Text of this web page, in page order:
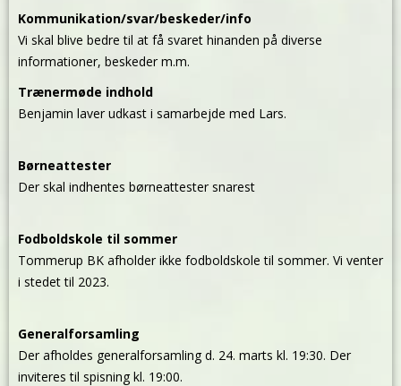
Kommunikation/svar/beskeder/info
Vi skal blive bedre til at få svaret hinanden på diverse
informationer, beskeder m.m.
Trænermøde indhold
Benjamin laver udkast i samarbejde med Lars.
Børneattester
Der skal indhentes børneattester snarest
Fodboldskole til sommer
Tommerup BK afholder ikke fodboldskole til sommer. Vi venter
i stedet til 2023.
Generalforsamling
Der afholdes generalforsamling d. 24. marts kl. 19:30. Der
inviteres til spisning kl. 19:00.